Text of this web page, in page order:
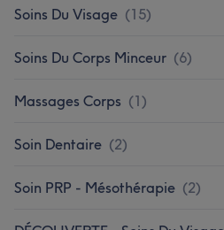
Soins Du Visage (15)
Soins Du Corps Minceur (6)
Massages Corps (1)
Soin Dentaire (2)
Soin PRP - Mésothérapie (2)